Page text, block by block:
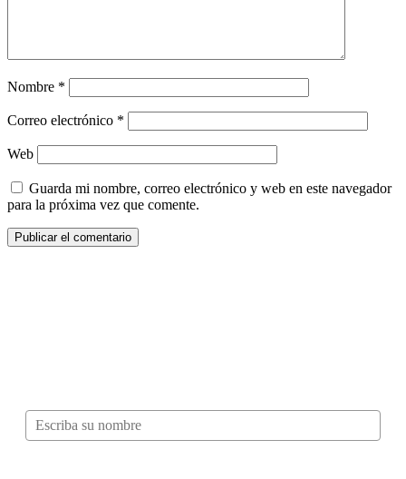
Nombre *
Correo electrónico *
Web
Guarda mi nombre, correo electrónico y web en este navegador
para la próxima vez que comente.